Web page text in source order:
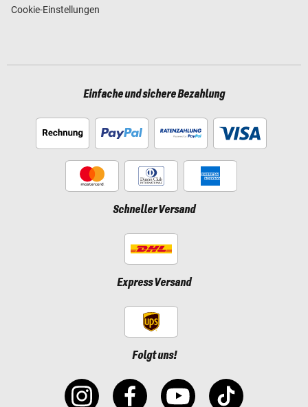
Cookie-Einstellungen
Einfache und sichere Bezahlung
Schneller Versand
Express Versand
Folgt uns!